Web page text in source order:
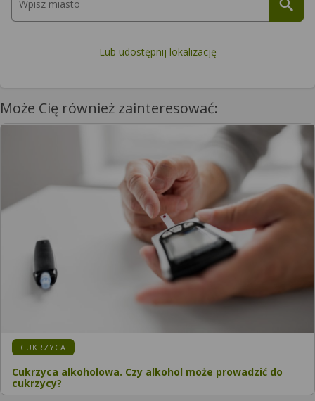
Lub udostępnij lokalizację
Może Cię również zainteresować:
KATEGORIA:
CUKRZYCA
Cukrzyca alkoholowa. Czy alkohol może prowadzić do
cukrzycy?